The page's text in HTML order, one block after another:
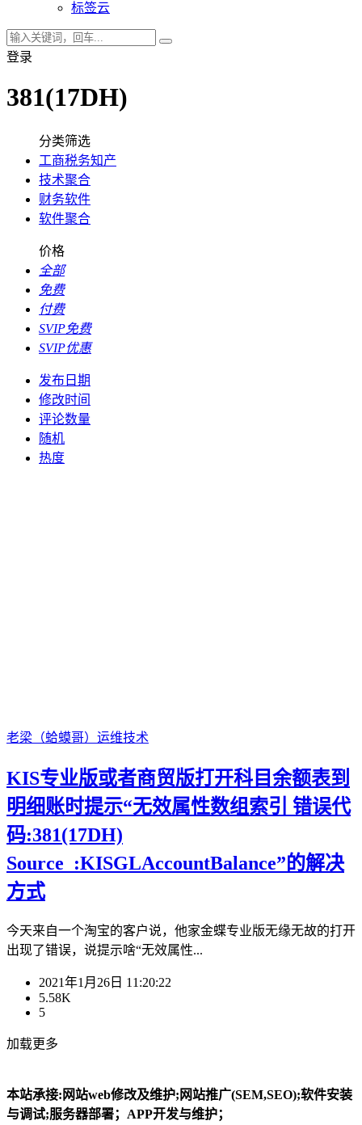
标签云
登录
381(17DH)
分类筛选
工商税务知产
技术聚合
财务软件
软件聚合
价格
全部
免费
付费
SVIP免费
SVIP优惠
发布日期
修改时间
评论数量
随机
热度
老梁（蛤蟆哥） 运维技术
KIS专业版或者商贸版打开科目余额表到
明细账时提示“无效属性数组索引 错误代
码:381(17DH)
Source :KISGLAccountBalance”的解决
方式
今天来自一个淘宝的客户说，他家金蝶专业版无缘无故的打开
出现了错误，说提示啥“无效属性...
2021年1月26日 11:20:22
5.58K
5
加载更多
本站承接:网站web修改及维护;网站推广(SEM,SEO);软件安装
与调试;服务器部署；APP开发与维护；